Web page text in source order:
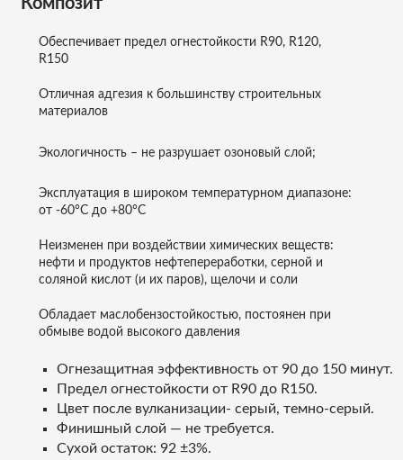
Композит
Обеспечивает предел огнестойкости R90, R120,
R150
Отличная адгезия к большинству строительных
материалов
Экологичность – не разрушает озоновый слой;
Эксплуатация в широком температурном диапазоне:
от -60°С до +80°С
Неизменен при воздействии химических веществ:
нефти и продуктов нефтепереработки, серной и
соляной кислот (и их паров), щелочи и соли
Обладает маслобензостойкостью, постоянен при
обмыве водой высокого давления
Огнезащитная эффективность от 90 до 150 минут.
Предел огнестойкости от R90 до R150.
Цвет после вулканизации- серый, темно-серый.
Финишный слой — не требуется.
Сухой остаток: 92 ±3%.